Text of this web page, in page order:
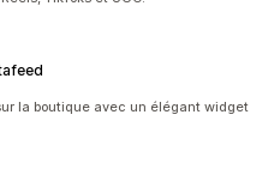
la boutique avec un élégant widget